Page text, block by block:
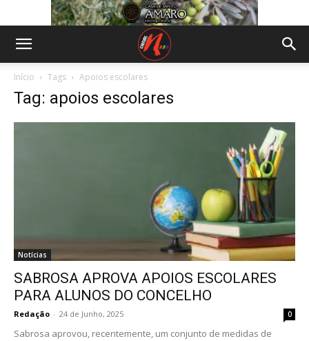
Início Tags Apoios escolares
Tag: apoios escolares
Notícias
SABROSA APROVA APOIOS ESCOLARES
PARA ALUNOS DO CONCELHO
Redação - 24 de Junho, 2025 0
Sabrosa aprovou, recentemente, um conjunto de medidas de